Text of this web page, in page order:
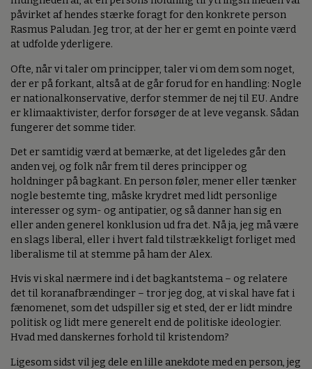
påvirket af hendes stærke foragt for den konkrete person
Rasmus Paludan. Jeg tror, at der her er gemt en pointe værd
at udfolde yderligere.
Ofte, når vi taler om principper, taler vi om dem som noget,
der er på forkant, altså at de går forud for en handling: Nogle
er nationalkonservative, derfor stemmer de nej til EU. Andre
er klimaaktivister, derfor forsøger de at leve vegansk. Sådan
fungerer det somme tider.
Det er samtidig værd at bemærke, at det ligeledes går den
anden vej, og folk når frem til deres principper og
holdninger på bagkant. En person føler, mener eller tænker
nogle bestemte ting, måske krydret med lidt personlige
interesser og sym- og antipatier, og så danner han sig en
eller anden generel konklusion ud fra det. Nå ja, jeg må være
en slags liberal, eller i hvert fald tilstrækkeligt forliget med
liberalisme til at stemme på ham der Alex.
Hvis vi skal nærmere ind i det bagkantstema – og relatere
det til koranafbrændinger – tror jeg dog, at vi skal have fat i
fænomenet, som det udspiller sig et sted, der er lidt mindre
politisk og lidt mere generelt end de politiske ideologier.
Hvad med danskernes forhold til kristendom?
Ligesom sidst vil jeg dele en lille anekdote med en person, jeg